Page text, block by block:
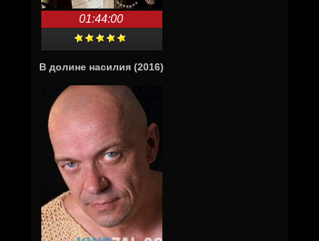
01:44:00
В долине насилия (2016)